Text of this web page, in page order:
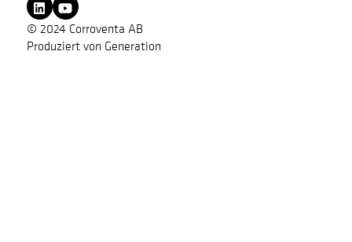
© 2024 Corroventa AB
Produziert von Generation